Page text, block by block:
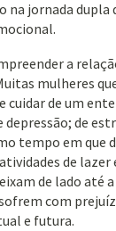
na jornada dupla
a
mulheres
cuidar de um
de
tempo em que
de lazer
de lado até
com
e futura.